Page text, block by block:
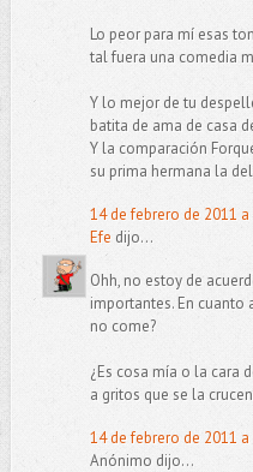
Lo peor para mí esas
tal fuera una comedia
Y lo mejor de tu
batita de ama de casa
Y la comparación
su prima hermana la
14 de febrero de 2011 a
Efe dijo...
Ohh, no estoy de
importantes. En cuanto
no come?
¿Es cosa mía o la cara
a gritos que se la
14 de febrero de 2011 a
Anónimo dijo...